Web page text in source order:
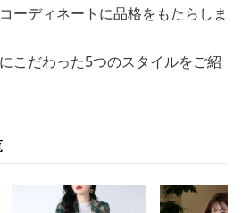
ーディネートに品格をもたらしま
こだわった5つのスタイルをご紹